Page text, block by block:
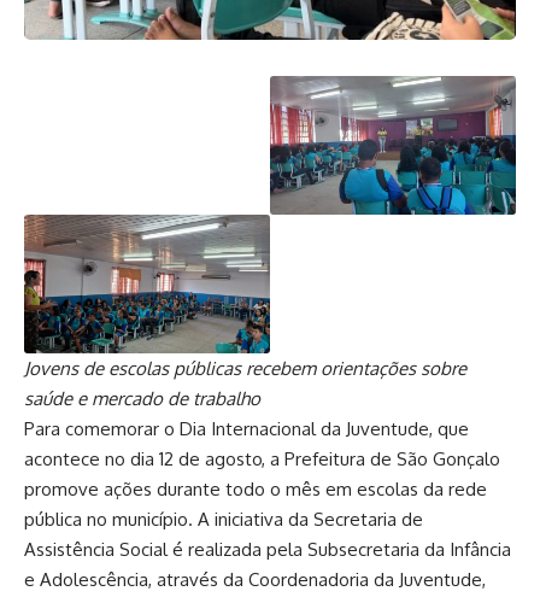
Jovens de escolas públicas recebem orientações sobre
saúde e mercado de trabalho
Para comemorar o Dia Internacional da Juventude, que
acontece no dia 12 de agosto, a Prefeitura de São Gonçalo
promove ações durante todo o mês em escolas da rede
pública no município. A iniciativa da Secretaria de
Assistência Social é realizada pela Subsecretaria da Infância
e Adolescência, através da Coordenadoria da Juventude,